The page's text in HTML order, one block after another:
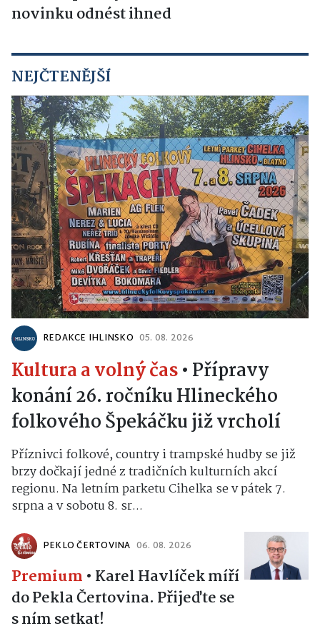
novinku odnést ihned
NEJČTENĚJŠÍ
REDAKCE IHLINSKO 05. 08. 2026
Kultura a volný čas• Přípravy
konání 26. ročníku Hlineckého
folkového Špekáčku již vrcholí
Příznivci folkové, country i trampské hudby se již
brzy dočkají jedné z tradičních kulturních akcí
regionu. Na letním parketu Cihelka se v pátek 7.
srpna a v sobotu 8. sr...
PEKLO ČERTOVINA 06. 08. 2026
Premium • Karel Havlíček míří
do Pekla Čertovina. Přijeďte se
s ním setkat!